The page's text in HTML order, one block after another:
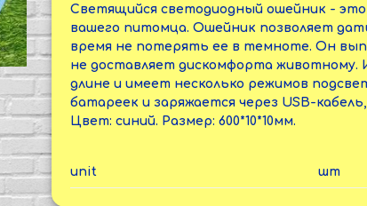
Светящийся светодиодный ошейник - это
вашего питомца. Ошейник позволяет
время не потерять ее в темноте. Он
не доставляет дискомфорта животному.
длине и имеет несколько режимов
батареек и заряжается через USB-
Цвет: синий. Размер: 600*10*10мм.
unit шт